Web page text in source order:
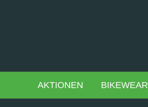
AKTIONEN BIKEWEAR